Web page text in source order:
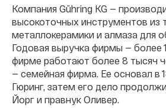
Компания Gühring KG —
высокоточных инструментов из
металлокерамики и алмаза для
Годовая выручка фирмы — более
фирме работают более 8 тысяч
— семейная фирма. Ее основал в
Гюринг, затем его дело
Йорг и правнук Оливер.